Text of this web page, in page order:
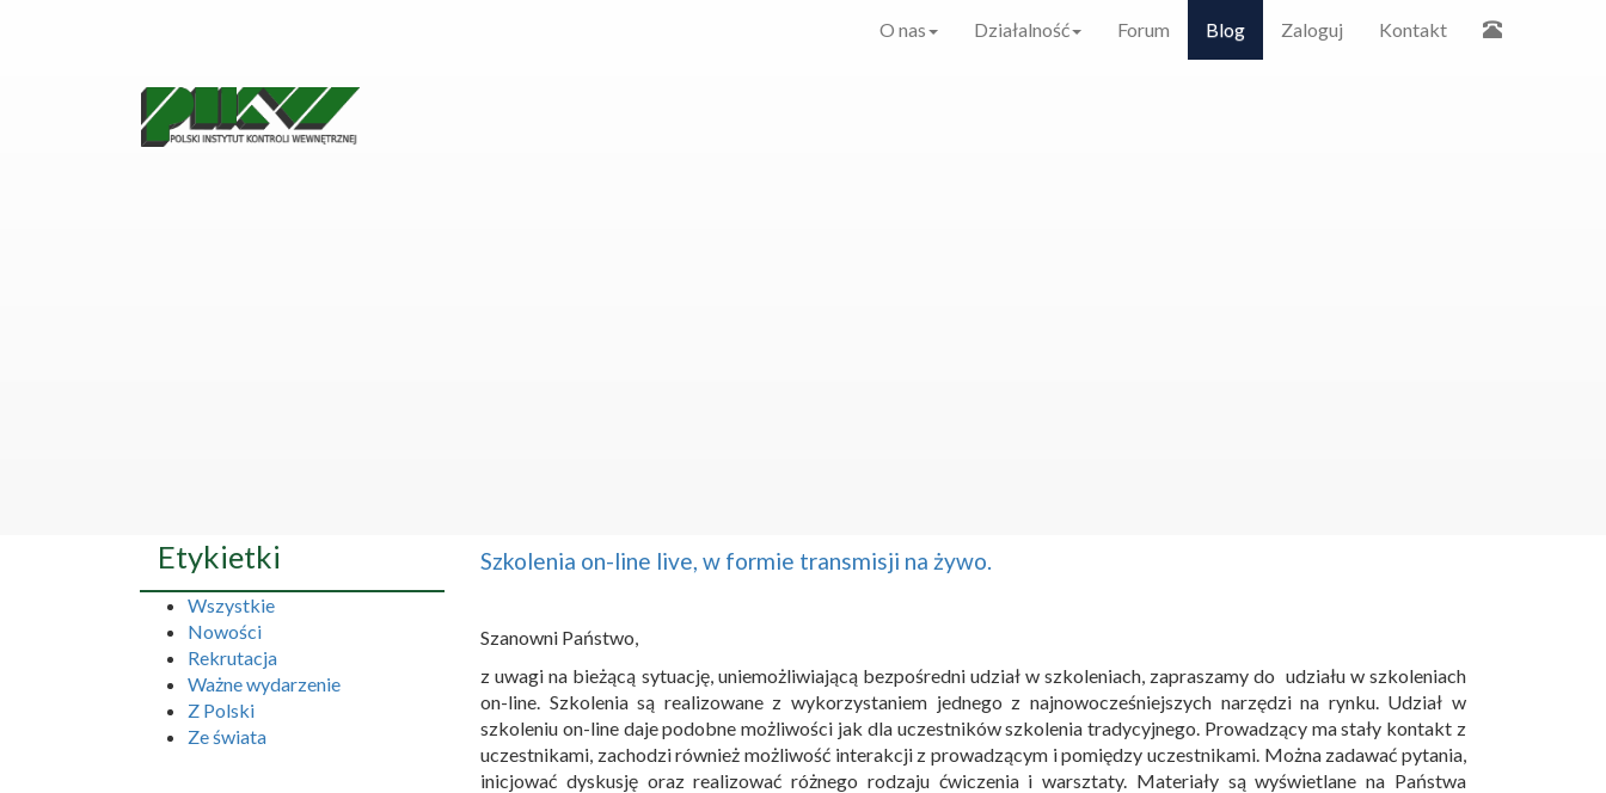
O nas Działalność Forum Blog Zaloguj Kontakt
Szkolenia on-line live, w formie transmisji na żywo.
Szanowni Państwo,
z uwagi na bieżącą sytuację, uniemożliwiającą bezpośredni udział w szkoleniach, zapraszamy do udziału w szkoleniach
on-line. Szkolenia są realizowane z wykorzystaniem jednego z najnowocześniejszych narzędzi na rynku. Udział w
szkoleniu on-line daje podobne możliwości jak dla uczestników szkolenia tradycyjnego. Prowadzący ma stały kontakt z
uczestnikami, zachodzi również możliwość interakcji z prowadzącym i pomiędzy uczestnikami. Można zadawać pytania,
inicjować dyskusję oraz realizować różnego rodzaju ćwiczenia i warsztaty. Materiały są wyświetlane na Państwa
Etykietki
Wszystkie
Nowości
Rekrutacja
Ważne wydarzenie
Z Polski
Ze świata